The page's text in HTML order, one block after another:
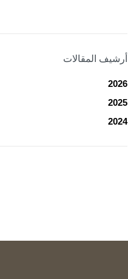
أرشيف المقالات
2026
2025
2024